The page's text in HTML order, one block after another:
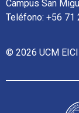
Campus San
Teléfono: +56 71
© 2026 UCM